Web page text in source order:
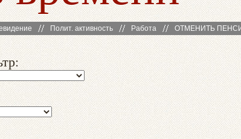
Полит. активность Работа ОТМЕНИТЬ